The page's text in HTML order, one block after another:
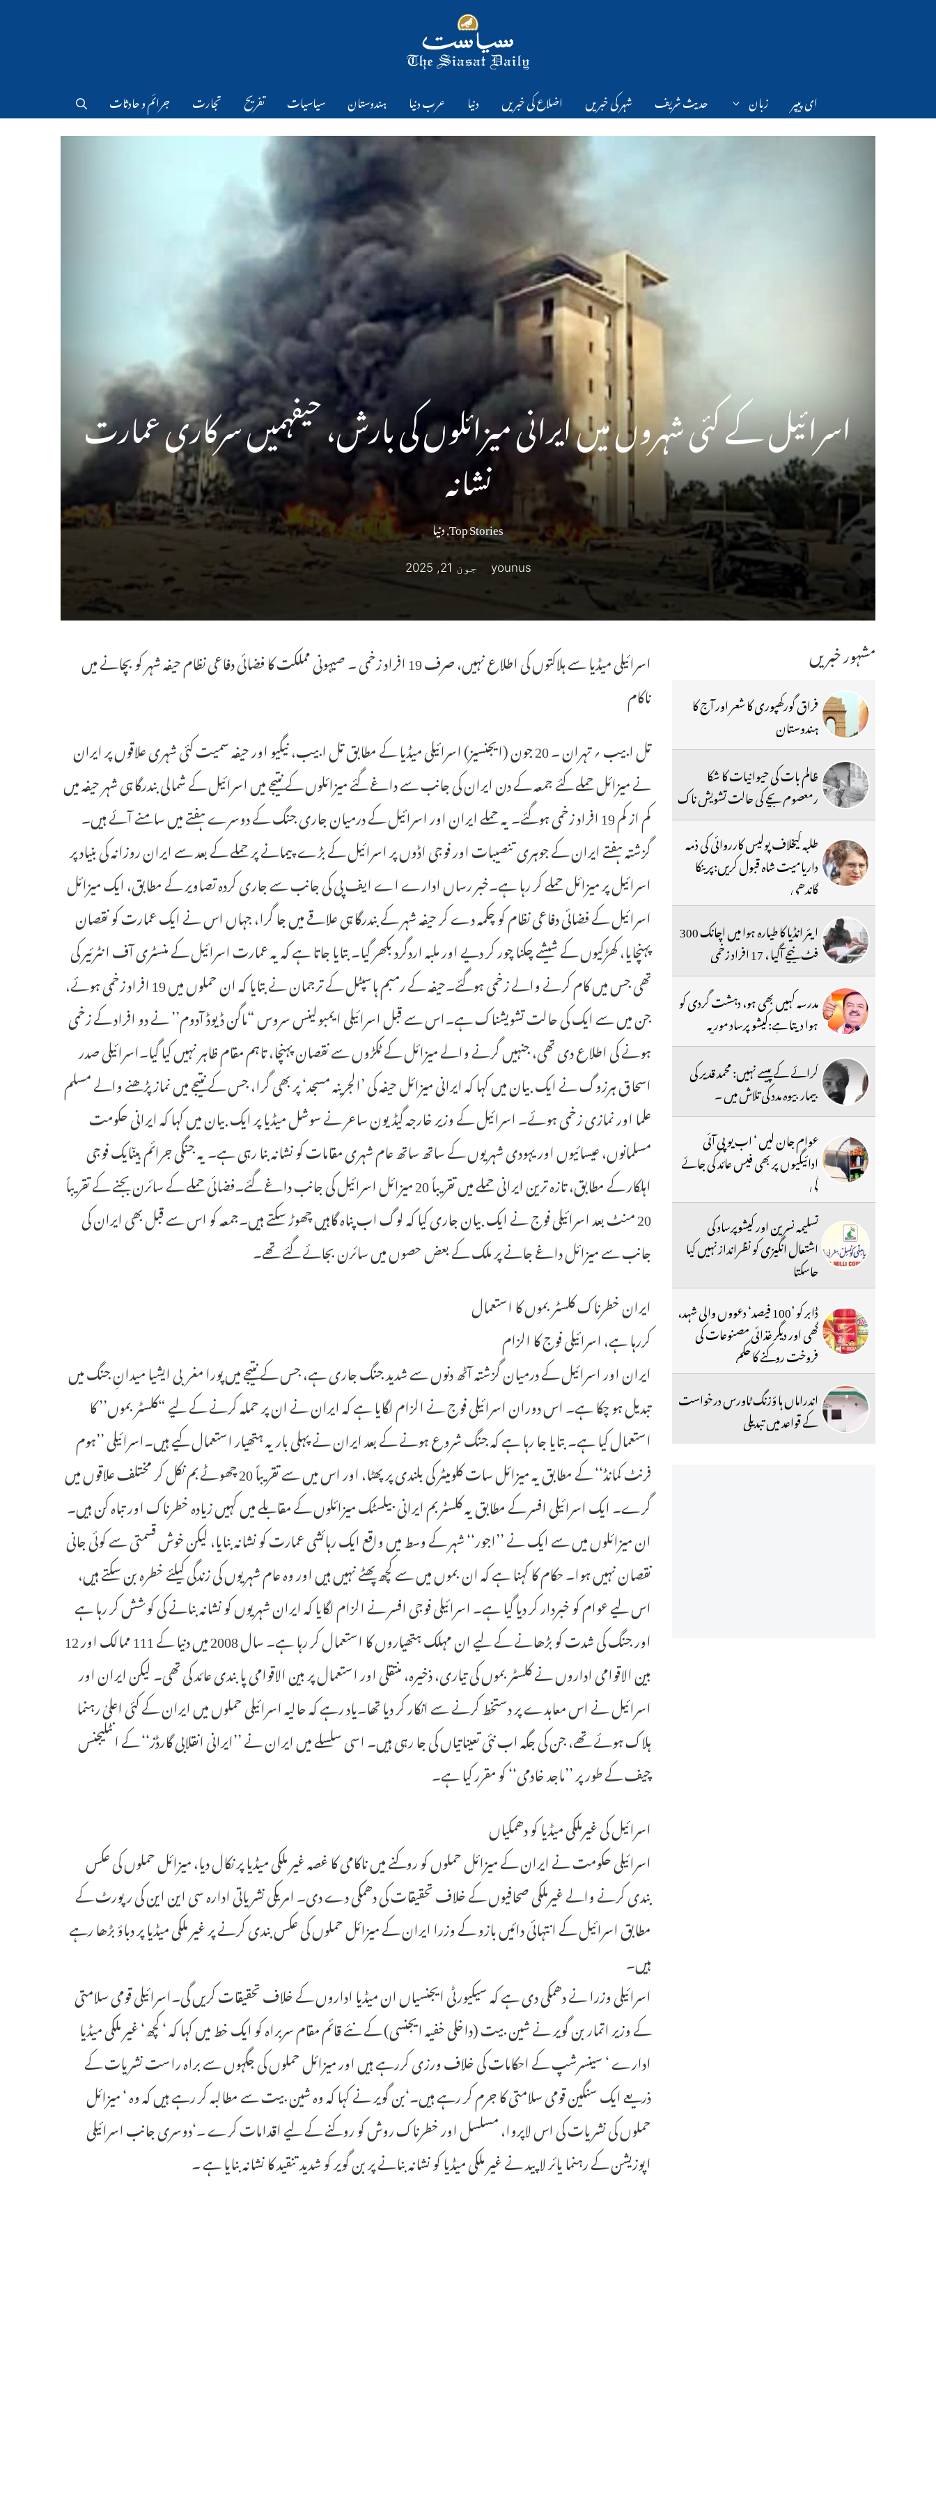
ای پیپر زبان حدیث شریف شہر کی خبریں اضلاع کی خبریں دنیا عرب دنیا ہندوستان سیاسیات تفریح تجارت جرائم و حادثات
اسرائیل کے کئی شہروں میں ایرانی میزائلوں کی بارش، حیفہمیں سرکاری عمارت
نشانہ
Top Stories
,دنیا
younus جون 21, 2025
اسرائیلی میڈیا سے ہلاکتوں کی اطلاع نہیں، صرف 19 افراد زخمی ۔ صیہونی مملکت کا فضائی دفاعی نظام حیفہ شہر کو بچانے میں
ناکام
تل ابیب ؍ تہران ۔ 20 جون (ایجنسیز) اسرائیلی میڈیا کے مطابق تل ابیب، نیگیو اور حیفہ سمیت کئی شہری علاقوں پر ایران
نے میزائل حملے کئے جمعہ کے دن ایران کی جانب سے داغے گئے میزائلوں کے نتیجے میں اسرائیل کے شمالی بندرگاہی شہر حیفہ میں
کم از کم 19 افراد زخمی ہوگئے۔ یہ حملے ایران اور اسرائیل کے درمیان جاری جنگ کے دوسرے ہفتے میں سامنے آئے ہیں۔
گزشتہ ہفتے ایران کے جوہری تنصیبات اور فوجی اڈوں پر اسرائیل کے بڑے پیمانے پر حملے کے بعد سے ایران روزانہ کی بنیاد پر
اسرائیل پر میزائل حملے کر رہا ہے۔خبر رساں ادارے اے ایف پی کی جانب سے جاری کردہ تصاویر کے مطابق، ایک میزائل
اسرائیل کے فضائی دفاعی نظام کو چکمہ دے کر حیفہ شہر کے بندرگاہی علاقے میں جا گرا، جہاں اس نے ایک عمارت کو نقصان
پہنچایا، کھڑکیوں کے شیشے چکنا چور کر دیے اور ملبہ اردگرد بکھر گیا۔ بتایا جاتا ہے کہ یہ عمارت اسرائیل کے منسٹری آف انٹرئیر کی
تھی جس میں کام کرنے والے زخمی ہوگئے۔حیفہ کے رمبم ہاسپٹل کے ترجمان نے بتایا کہ ان حملوں میں 19 افراد زخمی ہوئے،
جن میں سے ایک کی حالت تشویشناک ہے۔اس سے قبل اسرائیلی ایمبولینس سروس “ماگن ڈیوڈ آدوم’’ نے دو افراد کے زخمی
ہونے کی اطلاع دی تھی، جنہیں گرنے والے میزائل کے ٹکڑوں سے نقصان پہنچا، تاہم مقام ظاہر نہیں کیا گیا۔اسرائیلی صدر
اسحاق ہرزوگ نے ایک بیان میں کہا کہ ایرانی میزائل حیفہ کی ’الجرینہ مسجد‘ پر بھی گرا، جس کے نتیجے میں نماز پڑھنے والے مسلم
علما اور نمازی زخمی ہوئے۔ اسرائیل کے وزیر خارجہ گیڈیون ساعر نے سوشل میڈیا پر ایک بیان میں کہا کہ ایرانی حکومت
مسلمانوں، عیسائیوں اور یہودی شہریوں کے ساتھ ساتھ عام شہری مقامات کو نشانہ بنا رہی ہے۔ یہ جنگی جرائم ہیںایک فوجی
اہلکار کے مطابق، تازہ ترین ایرانی حملے میں تقریباً 20 میزائل اسرائیل کی جانب داغے گئے۔فضائی حملے کے سائرن بجنے کے تقریباً
20 منٹ بعد اسرائیلی فوج نے ایک بیان جاری کیا کہ لوگ اب پناہ گاہیں چھوڑ سکتے ہیں۔جمعہ کو اس سے قبل بھی ایران کی
جانب سے میزائل داغے جانے پر ملک کے بعض حصوں میں سائرن بجائے گئے تھے۔
ایران خطرناک کلسٹر بموں کا استعمال
کررہا ہے، اسرائیلی فوج کا الزام
ایران اور اسرائیل کے درمیان گزشتہ آٹھ دنوں سے شدید جنگ جاری ہے، جس کے نتیجے میں پورا مغربی ایشیا میدانِ جنگ میں
تبدیل ہو چکا ہے۔ اس دوران اسرائیلی فوج نے الزام لگایا ہے کہ ایران نے ان پر حملہ کرنے کے لیے “کلسٹر بموں’’ کا
استعمال کیا ہے۔ بتایا جا رہا ہے کہ جنگ شروع ہونے کے بعد ایران نے پہلی بار یہ ہتھیار استعمال کیے ہیں۔اسرائیلی ’’ہوم
فرنٹ کمانڈ‘‘ کے مطابق یہ میزائل سات کلومیٹر کی بلندی پر پھٹا، اور اس میں سے تقریباً 20 چھوٹے بم نکل کر مختلف علاقوں میں
گرے۔ ایک اسرائیلی افسر کے مطابق یہ کلسٹر بم ایرانی بیلسٹک میزائلوں کے مقابلے میں کہیں زیادہ خطرناک اور تباہ کن ہیں۔
ان میزائلوں میں سے ایک نے ’’اجور‘‘ شہر کے وسط میں واقع ایک رہائشی عمارت کو نشانہ بنایا، لیکن خوش قسمتی سے کوئی جانی
نقصان نہیں ہوا۔ حکام کا کہنا ہے کہ ان بموں میں سے کچھ پھٹے نہیں ہیں اور وہ عام شہریوں کی زندگی کیلئے خطرہ بن سکتے ہیں،
اس لیے عوام کو خبردار کر دیا گیا ہے۔ اسرائیلی فوجی افسر نے الزام لگایا کہ ایران شہریوں کو نشانہ بنانے کی کوشش کر رہا ہے
اور جنگ کی شدت کو بڑھانے کے لیے ان مہلک ہتھیاروں کا استعمال کر رہا ہے۔ سال 2008 میں دنیا کے 111 ممالک اور 12
بین الاقوامی اداروں نے کلسٹر بموں کی تیاری، ذخیرہ، منتقلی اور استعمال پر بین الاقوامی پابندی عائد کی تھی۔ لیکن ایران اور
اسرائیل نے اس معاہدے پر دستخط کرنے سے انکار کر دیا تھا۔یاد رہے کہ حالیہ اسرائیلی حملوں میں ایران کے کئی اعلیٰ رہنما
ہلاک ہوئے تھے، جن کی جگہ اب نئی تعیناتیاں کی جا رہی ہیں۔ اسی سلسلے میں ایران نے ’’ایرانی انقلابی گارڈز‘‘ کے انٹلیجنس
چیف کے طور پر ’’ماجد خادمی‘‘ کو مقرر کیا ہے۔
اسرائیل کی غیرملکی میڈیا کو دھمکیاں
اسرائیلی حکومت نے ایران کے میزائل حملوں کو روکنے میں ناکامی کا غصہ غیر ملکی میڈیا پر نکال دیا، میزائل حملوں کی عکس
بندی کرنے والے غیرملکی صحافیوں کے خلاف تحقیقات کی دھمکی دے دی۔ امریکی نشریاتی ادارہ سی این این کی رپورٹ کے
مطابق اسرائیل کے انتہائی دائیں بازو کے وزرا ایران کے میزائل حملوں کی عکس بندی کرنے پر غیر ملکی میڈیا پر دباؤ بڑھا رہے
ہیں۔
اسرائیلی وزرا نے دھمکی دی ہے کہ سیکیورٹی ایجنسیاں ان میڈیا اداروں کے خلاف تحقیقات کریں گی۔اسرائیلی قومی سلامتی
کے وزیر اتمار بن گویر نے شین بیت (داخلی خفیہ ایجنسی) کے نئے قائم مقام سربراہ کو ایک خط میں کہا کہ ‘ کچھ‘ غیر ملکی میڈیا
ادارے ‘ سینسرشپ کے احکامات کی خلاف ورزی کررہے ہیں اور میزائل حملوں کی جگہوں سے براہ راست نشریات کے
ذریعے ایک سنگین قومی سلامتی کا جرم کر رہے ہیں۔‘بن گویر نے کہا کہ وہ شین بیت سے مطالبہ کر رہے ہیں کہ وہ ‘ میزائل
حملوں کی نشریات کی اس لاپروا، مسلسل اور خطرناک روش کو روکنے کے لیے اقدامات کرے ۔‘دوسری جانب اسرائیلی
اپوزیشن کے رہنما یائر لاپید نے غیر ملکی میڈیا کو نشانہ بنانے پر بن گویر کو شدید تنقید کا نشانہ بنایا ہے ۔
مشہور خبریں
فراق گورکھپوری کا شعر اور آج کا
ہندوستان
ظالم بات کی حیوانیات کا شکا
رمعصوم بچے کی حالت تشویش ناک
طلبہ کیخلاف پولیس کارروائی کی ذمہ
داریامیت شاہ قبول کریں:پرینکا
گاندھی
ایئر انڈیا کا طیارہ ہوا میں اچانک 300
فٹ نیچے آگیا ، 17 افراد زخمی
مدرسہ کہیں بھی ہو، دہشت گردی کو
ہوا دیتا ہے:کیشو پرساد موریہ
کرائے کے پیسے نہیں: محمد قدیر کی
بیمار بیوہ مدد کی تلاش میں ۔
عوام جان لیں ‘ اب یو پی آئی
ادائیگیوں پر بھی فیس عائد کی جائے
گی
تسلیمہ نسرین اور کیشوپرساد کی
اشتعال انگیزی کو نظرانداز نہیں کیا
جاسکتا
ڈابر کو ’100 فیصد‘ دعووں والی شہد،
گھی اور دیگر غذائی مصنوعات کی
فروخت روکنے کا حکم
اندراماں ہا ؤزنگ ٹاورس درخواست
کے قواعد میں تبدیلی